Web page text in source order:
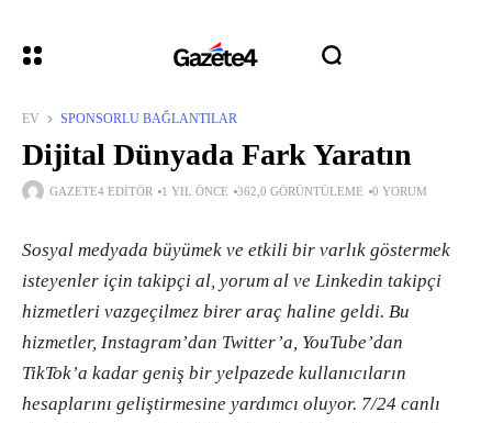
EV SPONSORLU BAĞLANTILAR
Dijital Dünyada Fark Yaratın
GAZETE4 EDITÖR 1 YIL ÖNCE 362,0 GÖRÜNTÜLEME 0 YORUM
Sosyal medyada büyümek ve etkili bir varlık göstermek
isteyenler için takipçi al, yorum al ve Linkedin takipçi
hizmetleri vazgeçilmez birer araç haline geldi. Bu
hizmetler, Instagram’dan Twitter’a, YouTube’dan
TikTok’a kadar geniş bir yelpazede kullanıcıların
hesaplarını geliştirmesine yardımcı oluyor. 7/24 canlı